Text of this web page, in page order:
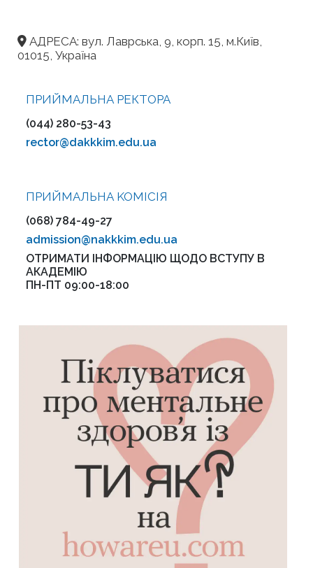
АДРЕСА: вул. Лаврська, 9, корп. 15, м.Київ,
01015, Україна
ПРИЙМАЛЬНА РЕКТОРА
(044) 280-53-43
rector@dakkkim.edu.ua
ПРИЙМАЛЬНА KOMІСІЯ
(068) 784-49-27
admission@nakkkim.edu.ua
ОТРИМАТИ ІНФОРМАЦІЮ ЩОДО ВСТУПУ В
АКАДЕМІЮ
ПН-ПТ 09:00-18:00